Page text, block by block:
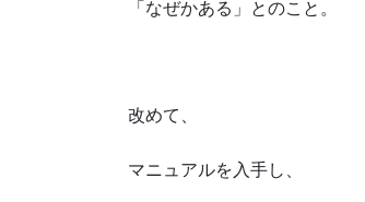
「なぜかある」とのこと。
改めて、
マニュアルを入手し、